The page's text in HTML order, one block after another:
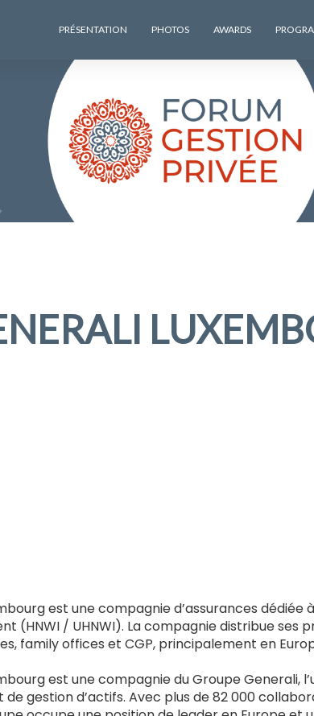
PRÉSENTATION PHOTOS AWARDS
est une compagnie d’assurances
(HNWI / UHNWI). La compagnie distribue
family offices et CGP, principalement en
est une compagnie du Groupe Generali,
de gestion d’actifs. Avec plus de 82 000